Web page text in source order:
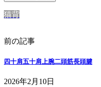
猫背
前の記事
四十肩五十肩上腕二頭筋長頭腱
2026年2月10日